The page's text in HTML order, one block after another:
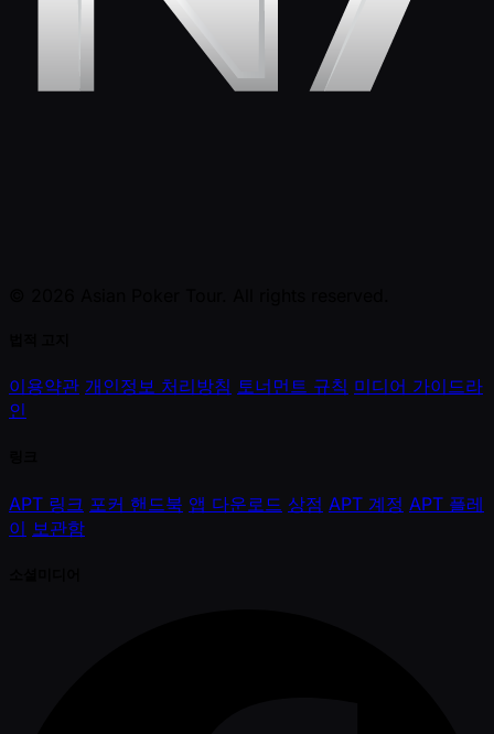
이용약관 개인정보 처리방침 토너먼트 규칙 미디어 가이드라
인
APT 링크 포커 핸드북 앱 다운로드 상점 APT 계정 APT 플레
이 보관함